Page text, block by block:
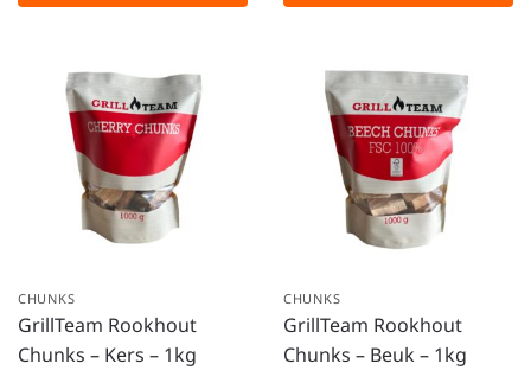
CHUNKS
GrillTeam Rookhout
Chunks – Kers – 1kg
CHUNKS
GrillTeam Rookhout
Chunks – Beuk – 1kg